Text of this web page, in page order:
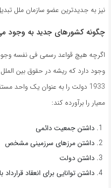
نیز به جدیدترین عضو سازمان ملل
چگونه کشورهای جدید به وجود
اگرچه هیچ قواعد رسمی فی نفسه
وجود دارد که ریشه در حقوق بین
1933 دولت را به عنوان یک واحد
معیار را برآورده کند:
داشتن جمعیت دائمی
داشتن مرزهای سرزمینی مشخص
داشتن دولت
داشتن توانایی برای انعقاد قرارداد